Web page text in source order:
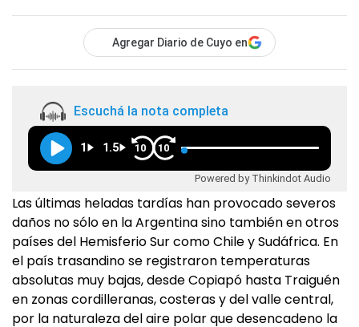
Agregar Diario de Cuyo en
Escuchá la nota completa
1 1.5 10 10
Powered by Thinkindot Audio
Las últimas heladas tardías han provocado severos
daños no sólo en la Argentina sino también en otros
países del Hemisferio Sur como Chile y Sudáfrica. En
el país trasandino se registraron temperaturas
absolutas muy bajas, desde Copiapó hasta Traiguén
en zonas cordilleranas, costeras y del valle central,
por la naturaleza del aire polar que desencadeno la